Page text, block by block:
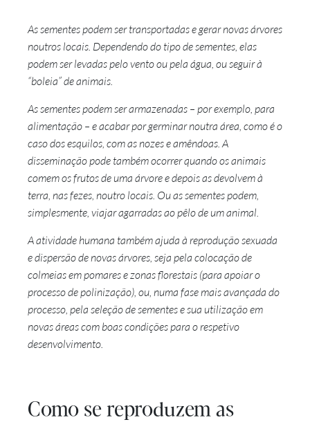
As sementes podem ser transportadas e gerar novas árvores
noutros locais. Dependendo do tipo de sementes, elas
podem ser levadas pelo vento ou pela água, ou seguir à
“boleia” de animais.
As sementes podem ser armazenadas – por exemplo, para
alimentação – e acabar por germinar noutra área, como é o
caso dos esquilos, com as nozes e amêndoas. A
disseminação pode também ocorrer quando os animais
comem os frutos de uma árvore e depois as devolvem à
terra, nas fezes, noutro locais. Ou as sementes podem,
simplesmente, viajar agarradas ao pêlo de um animal.
A atividade humana também ajuda à reprodução sexuada
e dispersão de novas árvores, seja pela colocação de
colmeias em pomares e zonas florestais (para apoiar o
processo de polinização), ou, numa fase mais avançada do
processo, pela seleção de sementes e sua utilização em
novas áreas com boas condições para o respetivo
desenvolvimento.
Como se reproduzem as